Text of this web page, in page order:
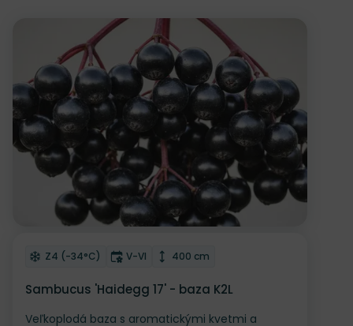
Odober do zoznamu želaní
Mrazuvzdornosť
Z4 (-34°C) Doba kvitnutia
V-VI Výška rastliny
400 cm
Sambucus 'Haidegg 17' - baza K2L
Veľkoplodá baza s aromatickými kvetmi a